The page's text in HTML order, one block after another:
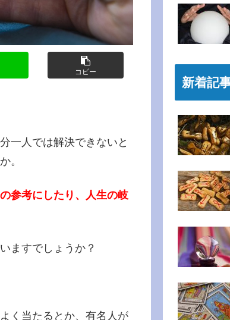
コピー
一人では解決できないと
。
参考にしたり、人生の岐
ますでしょうか？
く当たるとか、有名人が
新着記